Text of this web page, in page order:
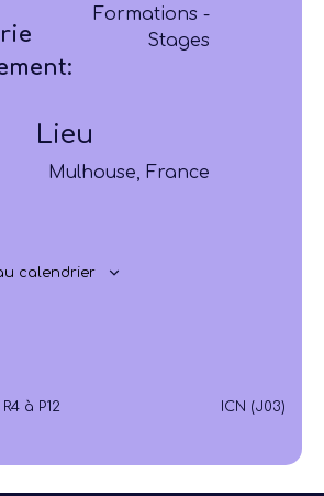
Formations -
Stages
Lieu
Mulhouse, France
calendrier
à P12 ICN (J03)